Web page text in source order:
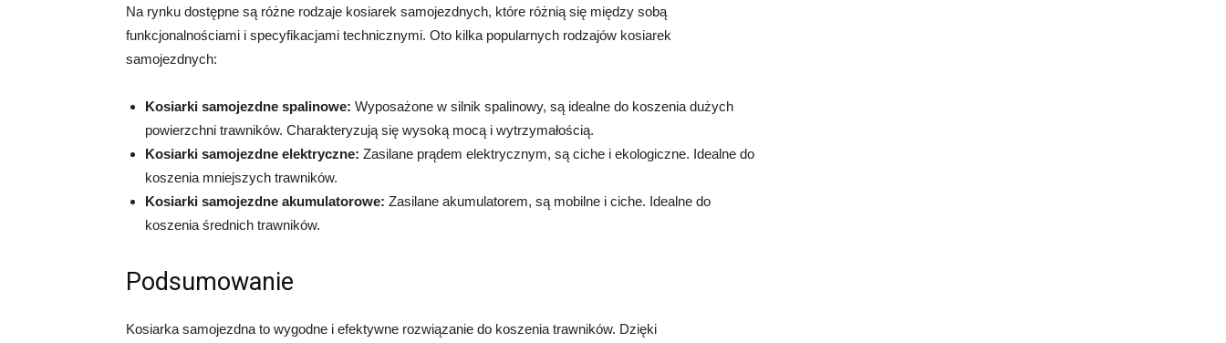
Na rynku dostępne są różne rodzaje kosiarek samojezdnych, które różnią się między sobą
funkcjonalnościami i specyfikacjami technicznymi. Oto kilka popularnych rodzajów kosiarek
samojezdnych:
Kosiarki samojezdne spalinowe: Wyposażone w silnik spalinowy, są idealne do koszenia dużych
powierzchni trawników. Charakteryzują się wysoką mocą i wytrzymałością.
Kosiarki samojezdne elektryczne: Zasilane prądem elektrycznym, są ciche i ekologiczne. Idealne do
koszenia mniejszych trawników.
Kosiarki samojezdne akumulatorowe: Zasilane akumulatorem, są mobilne i ciche. Idealne do
koszenia średnich trawników.
Podsumowanie
Kosiarka samojezdna to wygodne i efektywne rozwiązanie do koszenia trawników. Dzięki